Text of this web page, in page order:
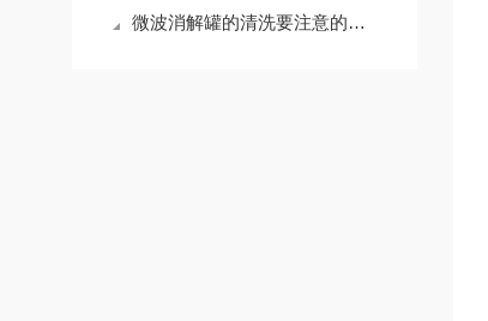
微波消解罐的清洗要注意的事项有哪些？